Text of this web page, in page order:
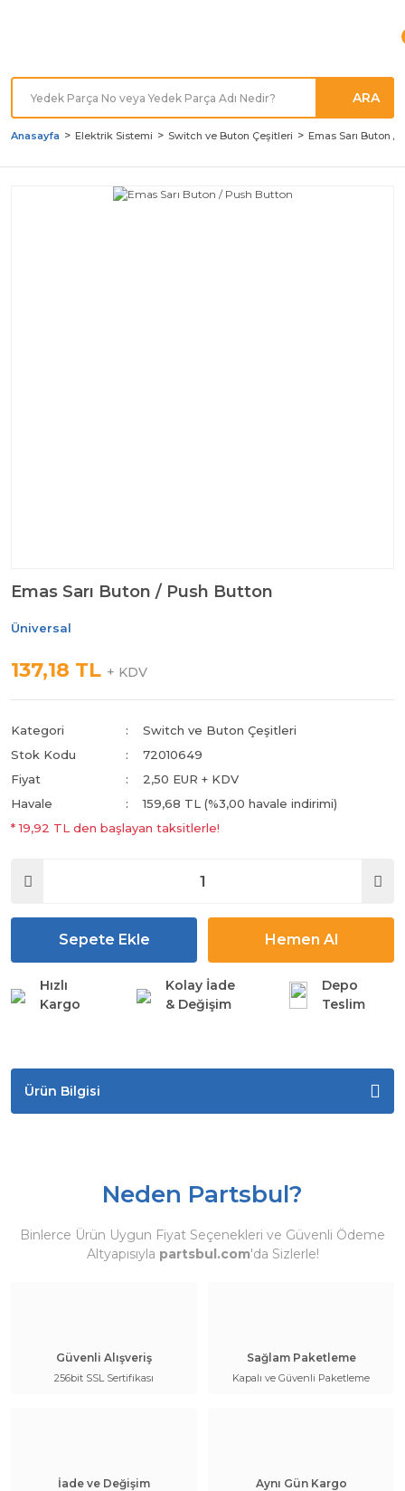
ARA
Anasayfa Elektrik Sistemi Switch ve Buton Çeşitleri Emas Sarı Buton /
Emas Sarı Buton / Push Button
Üniversal
137,18 TL + KDV
Kategori
Switch ve Buton Çeşitleri
Stok Kodu
72010649
Fiyat
2,50 EUR + KDV
Havale
159,68 TL (%3,00 havale indirimi)
* 19,92 TL den başlayan taksitlerle!
Sepete Ekle Hemen Al
Hızlı
Kargo
Kolay İade
& Değişim
Depo
Teslim
Ürün Bilgisi
Neden Partsbul?
Binlerce Ürün Uygun Fiyat Seçenekleri ve Güvenli Ödeme
Altyapısıyla partsbul.com'da Sizlerle!
Güvenli Alışveriş
256bit SSL Sertifikası
Sağlam Paketleme
Kapalı ve Güvenli Paketleme
İade ve Değişim Aynı Gün Kargo